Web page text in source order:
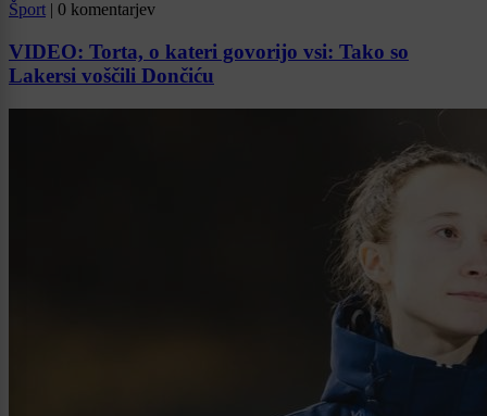
Šport | 0 komentarjev
VIDEO: Torta, o kateri govorijo vsi: Tako so
Lakersi voščili Dončiću